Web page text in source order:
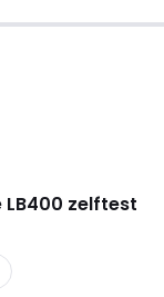
zelftest